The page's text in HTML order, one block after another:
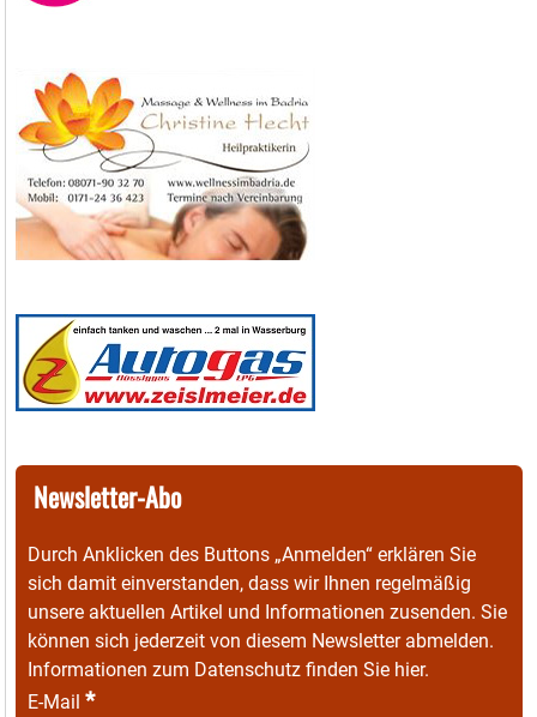
Newsletter-Abo
Durch Anklicken des Buttons „Anmelden“ erklären Sie
sich damit einverstanden, dass wir Ihnen regelmäßig
unsere aktuellen Artikel und Informationen zusenden. Sie
können sich jederzeit von diesem Newsletter abmelden.
Informationen zum Datenschutz finden Sie hier.
E-Mail *